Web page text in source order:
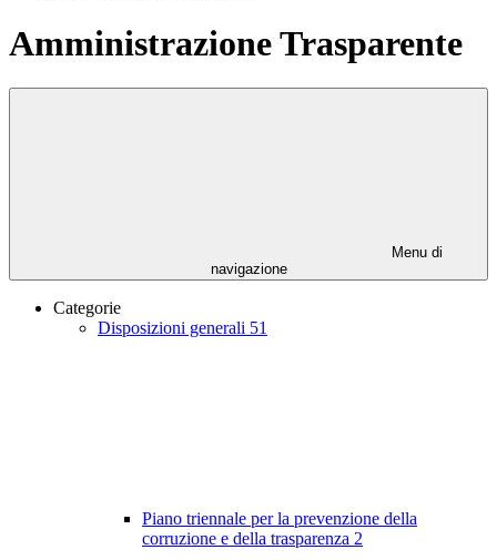
Amministrazione Trasparente
Menu di
navigazione
Categorie
Disposizioni generali 51
Piano triennale per la prevenzione della
corruzione e della trasparenza 2